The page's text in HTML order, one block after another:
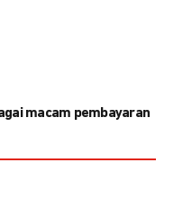
macam pembayaran